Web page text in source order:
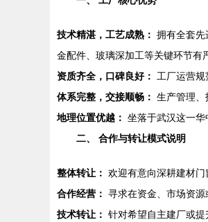
技术精湛，工艺成熟： 拥有全套先
金配件、玻璃深加工等关键环节有
资质齐全，口碑良好：
工厂运营
体系完整，交接顺畅： 生产管理、
地理位置优越： 坐落于武汉这一华
二、 合作与转让模式说明
整体转让： 欢迎有意向深耕建材
合作经营： 寻求在资金、市场资
技术转让： 针对希望自主建厂或